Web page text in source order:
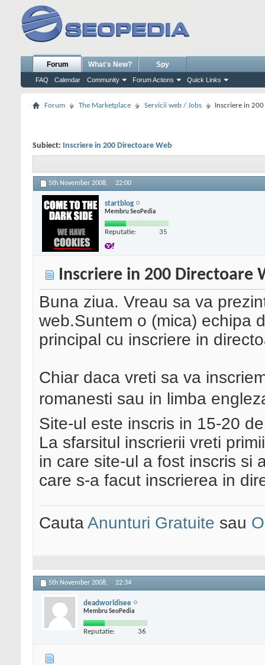
Forum
FAQ Calendar Community Forum Actions Quick Links
What's New? Spy
Forum The Marketplace Servicii web / Jobs Inscriere in
Subiect: Inscriere in 200 Directoare Web
5th November 2008, 22:00
startblog
Membru SeoPedia
Reputatie: 35
Inscriere in 200 Directoare
Buna ziua. Vreau sa va
web.Suntem o (mica) echipa
principal cu inscriere in
Chiar daca vreti sa va
romanesti sau in limba
Site-ul este inscris in 15-20
La sfarsitul inscrierii vreti
in care site-ul a fost inscris si
care s-a facut inscrierea in
CautaAnunturi Gratuite sau
5th November 2008, 22:34
deadworldisee
Membru SeoPedia
Reputatie: 36